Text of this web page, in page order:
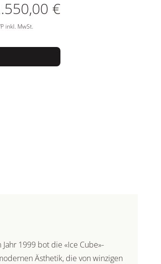
€
inkl. MwSt.
1999 bot die «Ice Cube»-
Ästhetik, die von winzigen